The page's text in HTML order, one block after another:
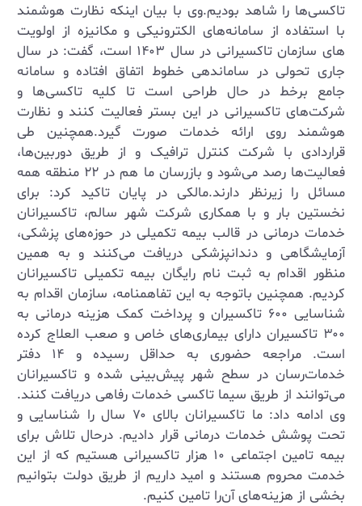
تاکسی‌ها را شاهد بودیم.وی با بیان اینکه نظارت هوشمند
با استفاده از سامانه‌های الکترونیکی و مکانیزه از اولویت
های سازمان تاکسیرانی در سال ۱۴۰۳ است، گفت: در سال
جاری تحولی در ساماندهی خطوط اتفاق افتاده و سامانه
جامع برخط در حال طراحی است تا کلیه تاکسی‌ها و
شرکت‌های تاکسیرانی در این بستر فعالیت کنند و نظارت
هوشمند روی ارائه خدمات صورت گیرد.همچنین طی
قراردادی با شرکت کنترل ترافیک و از طریق دوربین‌ها،
فعالیت‌ها رصد می‌شود و بازرسان ما هم در ۲۲ منطقه همه
مسائل را زیرنظر دارند.مالکی در پایان تاکید کرد: برای
نخستین بار و با همکاری شرکت شهر سالم، تاکسیرانان
خدمات درمانی در قالب بیمه تکمیلی در حوزه‌های پزشکی،
آزمایشگاهی و دندانپزشکی دریافت می‌کنند و به همین
منظور اقدام به ثبت نام رایگان بیمه تکمیلی تاکسیرانان
کردیم. همچنین باتوجه به این تفاهمنامه، سازمان اقدام به
شناسایی ۶۰۰ تاکسیران و پرداخت کمک هزینه درمانی به
۳۰۰ تاکسیران دارای بیماری‌های خاص و صعب العلاج کرده
است. مراجعه حضوری به حداقل رسیده و ۱۴ دفتر
خدمات‌رسان در سطح شهر پیش‌بینی شده و تاکسیرانان
می‌توانند از طریق سیما تاکسی خدمات رفاهی دریافت کنند.
وی ادامه داد: ما تاکسیرانان بالای ۷۰ سال را شناسایی و
تحت پوشش خدمات درمانی قرار دادیم. درحال تلاش برای
بیمه تامین اجتماعی ۱۰ هزار تاکسیرانی هستیم که از این
خدمت محروم هستند و امید داریم از طریق دولت بتوانیم
بخشی از هزینه‌های آن‌را تامین کنیم.